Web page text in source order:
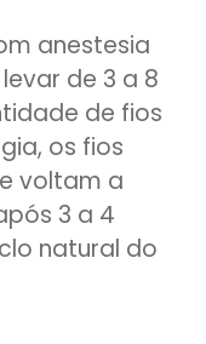
anestesia
de 3 a 8
de fios
os fios
voltam a
3 a 4
natural do